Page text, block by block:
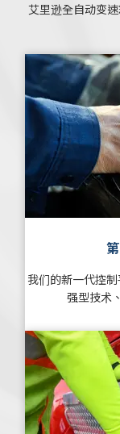
艾里逊全自动变
我们的新一代控
强型技术